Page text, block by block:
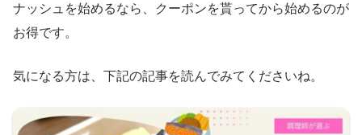
ナッシュを始めるなら、クーポンを貰ってから始めるのが
お得です。
気になる方は、下記の記事を読んでみてくださいね。